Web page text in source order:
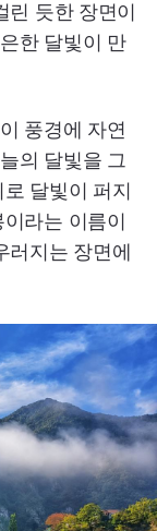
듯한 장면이
한 달빛이 만
풍경에 자연
의 달빛을 그
달빛이 퍼지
라는 이름이
지는 장면에